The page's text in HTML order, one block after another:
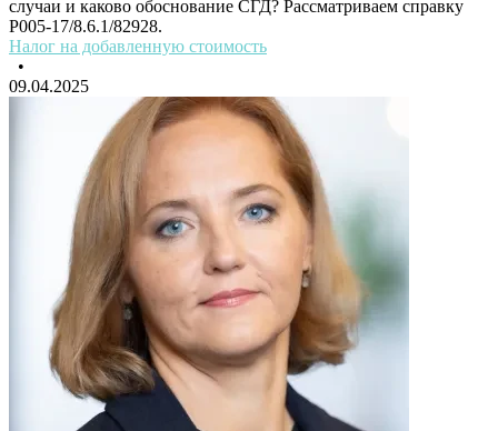
случаи и каково обоснование СГД? Рассматриваем справку
P005-17/8.6.1/82928.
Налог на добавленную стоимость
•
09.04.2025